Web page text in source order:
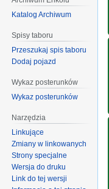
Katalog Archiwum
Spisy taboru
Przeszukaj spis taboru
Dodaj pojazd
Wykaz posterunków
Wykaz posterunków
Narzędzia
Linkujące
Zmiany w linkowanych
Strony specjalne
Wersja do druku
Link do tej wersji